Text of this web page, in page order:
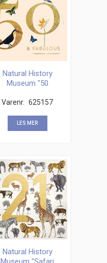
Natural History
Museum "50
kort
Varenr. 625157
LES MER
Natural History